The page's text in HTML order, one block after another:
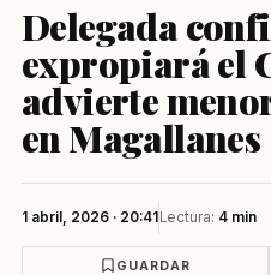
Delegada
expropiará el
advierte
en Magallanes
1 abril, 2026 · 20:41Lectura: 4 min
GUARDAR